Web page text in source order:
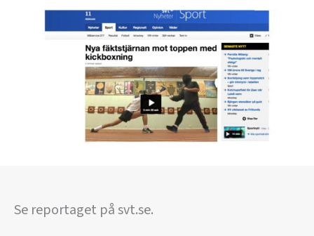
Se reportaget på svt.se.